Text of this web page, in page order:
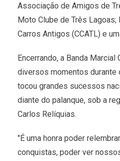
Associação de Amigos de
Moto Clube de Três
Carros Antigos (CCATL) e
Encerrando, a Banda
diversos momentos
tocou grandes sucessos
diante do palanque, sob a
Carlos Relíquias.
"É uma honra poder
conquistas, poder ver